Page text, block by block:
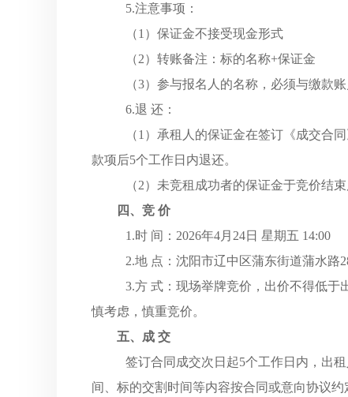
5.注意事项：
（1）保证金不接受现金形式
（2）转账备注：标的名称+保证金
（3）参与报名人的名称，必须与缴款账
6.退 还：
（1）承租人的保证金在签订《成交合同
款项后5个工作日内退还。
（2）未竞租成功者的保证金于竞价结束
四、竞 价
1.时 间：2026年4月24日 星期五 14:00
2.地 点：沈阳市辽中区蒲东街道蒲水路
3.方 式：现场举牌竞价，出价不得低
慎考虑，慎重竞价。
五、成 交
签订合同成交次日起5个工作日内，出
间、标的交割时间等内容按合同或意向协议约